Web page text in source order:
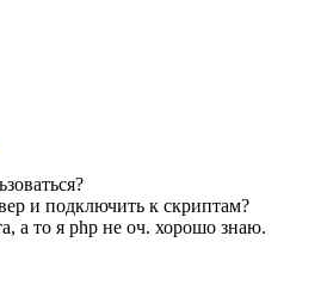
и подключить к скриптам?
а то я php не оч. хорошо знаю.